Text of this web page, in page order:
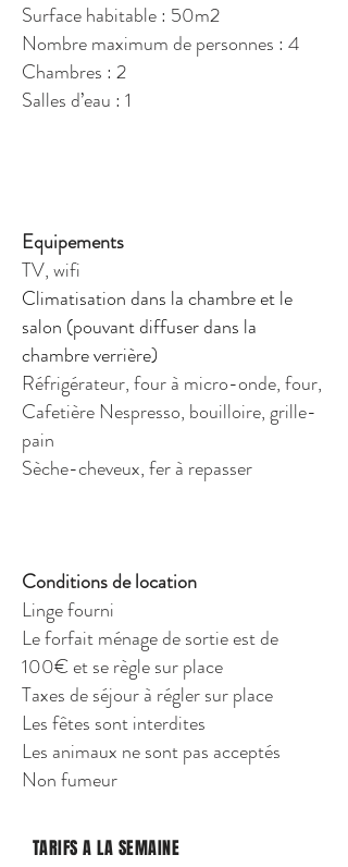
Surface habitable : 50m2
Nombre maximum de personnes : 4
Chambres : 2
Salles d’eau : 1
Equipements
TV, wifi
Climatisation dans la chambre et le
salon (pouvant diffuser dans la
chambre verrière)
Réfrigérateur, four à micro-onde, four,
Cafetière Nespresso, bouilloire, grille-
pain
Sèche-cheveux, fer à repasser
Conditions de location
Linge fourni
Le forfait ménage de sortie est de
100€ et se règle sur place
Taxes de séjour à régler sur place
Les fêtes sont interdites
Les animaux ne sont pas acceptés
Non fumeur
TARIFS A LA SEMAINE